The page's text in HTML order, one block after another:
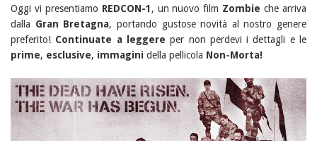
Oggi vi presentiamo REDCON-1, un nuovo film Zombie che arriva
dalla Gran Bretagna, portando gustose novità al nostro genere
preferito! Continuate a leggereper non perdevi i dettagli e le
prime, esclusive, immagini della pellicola Non-Morta!